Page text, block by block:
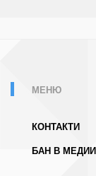
МЕНЮ
КОНТАКТИ
БАН В